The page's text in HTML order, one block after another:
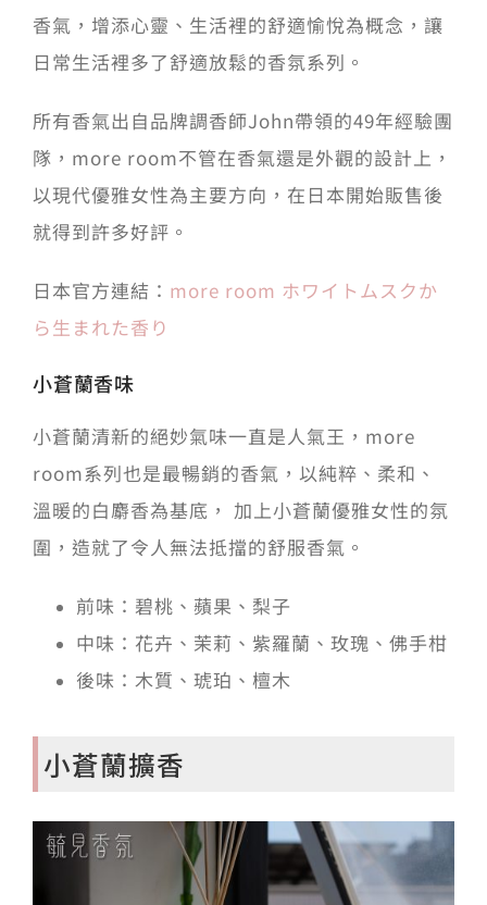
香氣，增添心靈、生活裡的舒適愉悅為概念，讓
日常生活裡多了舒適放鬆的香氛系列。
所有香氣出自品牌調香師John帶領的49年經驗團
隊，more room不管在香氣還是外觀的設計上，
以現代優雅女性為主要方向，在日本開始販售後
就得到許多好評。
日本官方連結： more room ホワイトムスクか
ら生まれた香り
小蒼蘭香味
小蒼蘭清新的絕妙氣味一直是人氣王，more
room系列也是最暢銷的香氣，以純粹、柔和、
溫暖的白麝香為基底， 加上小蒼蘭優雅女性的氛
圍，造就了令人無法抵擋的舒服香氣。
前味：碧桃、蘋果、梨子
中味：花卉、茉莉、紫羅蘭、玫瑰、佛手柑
後味：木質、琥珀、檀木
小蒼蘭擴香